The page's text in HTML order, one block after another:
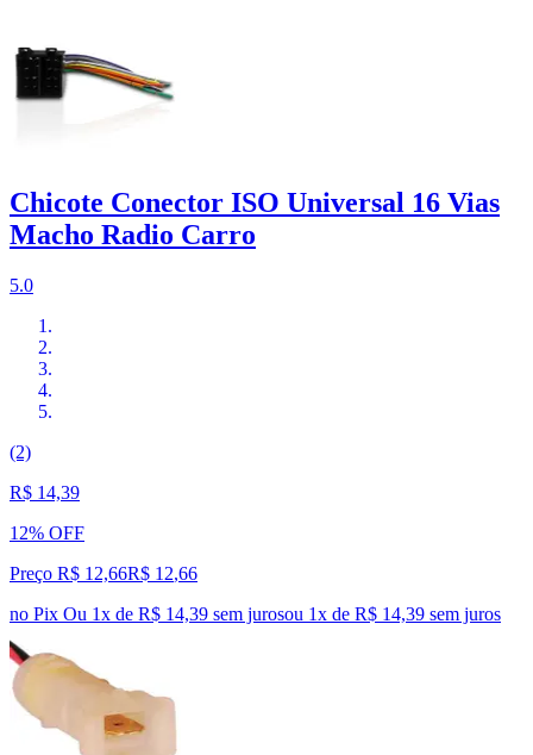
Chicote Conector ISO Universal 16 Vias
Macho Radio Carro
5.0
(2)
R$ 14,39
12% OFF
Preço R$ 12,66R$ 12,66
no Pix Ou 1x de R$ 14,39 sem jurosou 1x de R$ 14,39 sem juros